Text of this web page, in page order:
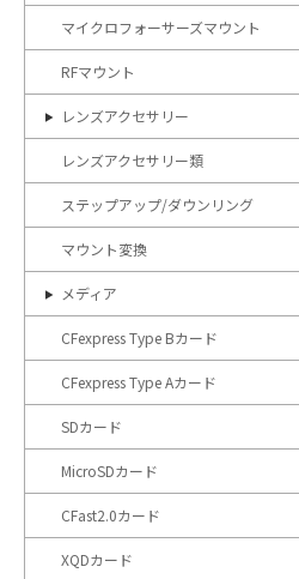
マイクロフォーサーズマウント
RFマウント
レンズアクセサリー
レンズアクセサリー類
ステップアップ/ダウンリング
マウント変換
メディア
CFexpress Type Bカード
CFexpress Type Aカード
SDカード
MicroSDカード
CFast2.0カード
XQDカード